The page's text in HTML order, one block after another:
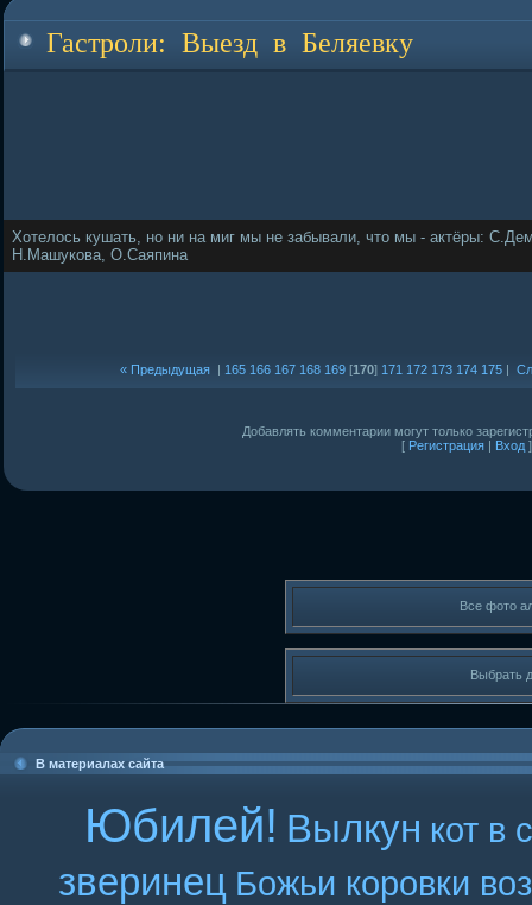
Гастроли: Выезд в Беляевку
Хотелось кушать, но ни на миг мы не забывали, что мы - актёры:
Н.Машукова, О.Саяпина
« Предыдущая | 165 166 167 168 169 [170] 171 172 173 174 175 |
Добавлять комментарии могут только
[ Регистрация | Вход ]
Все фото
Выбрать
В материалах сайта
Юбилей! Вылкун кот в
зверинец Божьи коровки